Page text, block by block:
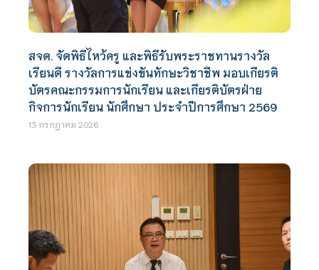
สจด. จัดพิธีไหว้ครู และพิธีรับพระราชทานรางวัล
เรียนดี รางวัลการแข่งขันทักษะวิชาชีพ มอบเกียรติ
บัตรคณะกรรมการนักเรียน และเกียรติบัตรฝ่าย
กิจการนักเรียน นักศึกษา ประจำปีการศึกษา 2569
13 กรกฎาคม 2026